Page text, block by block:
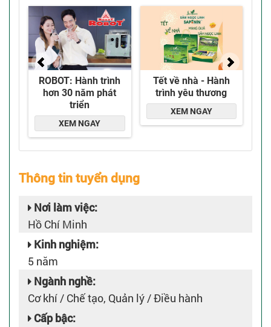
Thông tin tuyển dụng
Nơi làm việc:
Hồ Chí Minh
Kinh nghiệm:
5 năm
Ngành nghề:
Cơ khí / Chế tạo, Quản lý / Điều hành
Cấp bậc: